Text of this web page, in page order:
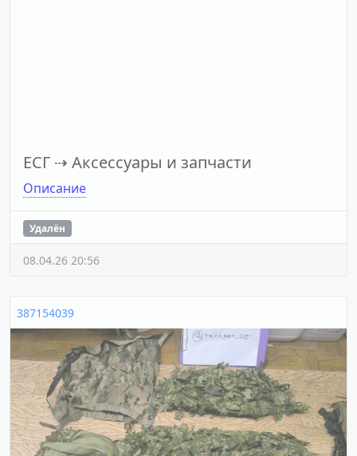
ЕСГ ⇢ Аксессуары и запчасти
Описание
Удалён
08.04.26 20:56
387154039